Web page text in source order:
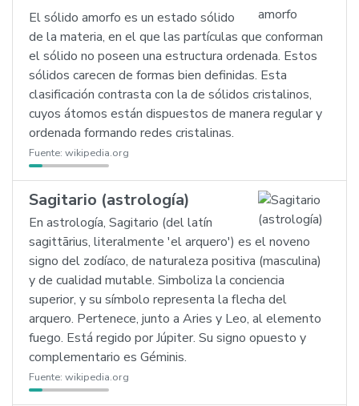
El sólido amorfo es un estado sólido
de la materia, en el que las partículas que conforman
el sólido no poseen una estructura ordenada. Estos
sólidos carecen de formas bien definidas. Esta
clasificación contrasta con la de sólidos cristalinos,
cuyos átomos están dispuestos de manera regular y
ordenada formando redes cristalinas.
Fuente: wikipedia.org
Sagitario (astrología)
En astrología, Sagitario (del latín
sagittārius, literalmente 'el arquero') es el noveno
signo del zodíaco, de naturaleza positiva (masculina)
y de cualidad mutable. Simboliza la conciencia
superior, y su símbolo representa la flecha del
arquero. Pertenece, junto a Aries y Leo, al elemento
fuego. Está regido por Júpiter. Su signo opuesto y
complementario es Géminis.
Fuente: wikipedia.org